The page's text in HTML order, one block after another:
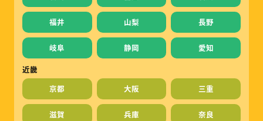
福井 山梨 長野
岐阜 静岡
愛知
近畿
京都
大阪 三重
滋賀 兵庫 奈良